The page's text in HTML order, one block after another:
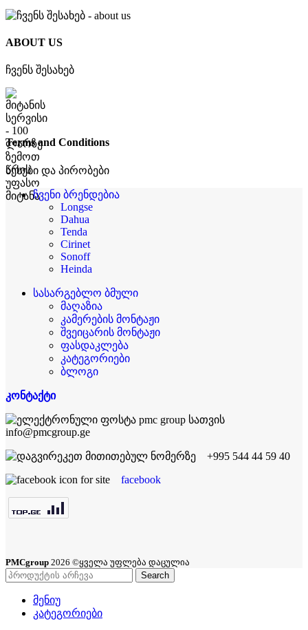
ABOUT US
ჩვენს შესახებ
Terms and Conditions
წესები და პირობები
ჩვენი ბრენდებია
Longse
Dahua
Tenda
Cirinet
Sonoff
Heinda
სასარგებლო ბმული
მაღაზია
კამერების მონტაჟი
შვეიცარის მონტაჟი
ფასდაკლება
კატეგორიები
ბლოგი
კონტაქტი
info@pmcgroup.ge
+995 544 44 59 40
facebook
PMCgroup 2026 ©ყველა უფლება დაცულია
Search
მენიუ
კატეგორიები